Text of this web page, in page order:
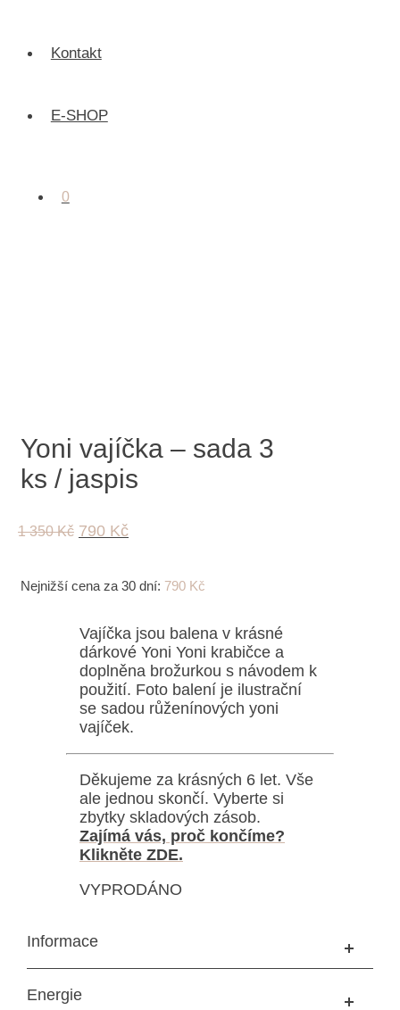
Kontakt
E-SHOP
0
Yoni vajíčka – sada 3
ks / jaspis
1 350Kč Original
350 Kč.
790 KčCurrent
790 Kč.
Nejnižší cena za 30 dní: 790 Kč
Vajíčka jsou balena v krásné
dárkové Yoni Yoni krabičce a
doplněna brožurkou s návodem k
použití. Foto balení je ilustrační
se sadou růženínových yoni
vajíček.
Děkujeme za krásných 6 let. Vše
ale jednou skončí. Vyberte si
zbytky skladových zásob.
Zajímá vás, proč končíme?
Klikněte ZDE.
VYPRODÁNO
Informace
Energie